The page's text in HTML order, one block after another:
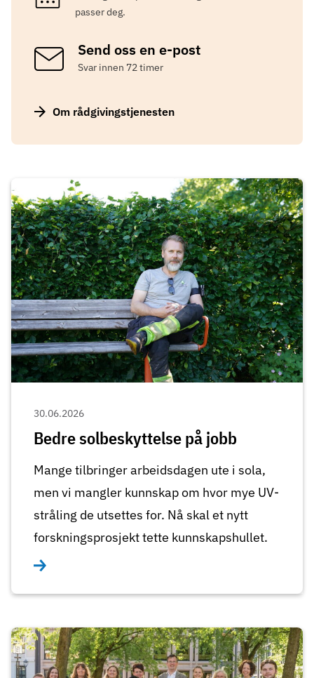
passer deg.
Send oss en e-post
Svar innen 72 timer
Om rådgivingstjenesten
30.06.2026
Bedre solbeskyttelse på jobb
Mange tilbringer arbeidsdagen ute i sola,
men vi mangler kunnskap om hvor mye UV-
stråling de utsettes for. Nå skal et nytt
forskningsprosjekt tette kunnskapshullet.